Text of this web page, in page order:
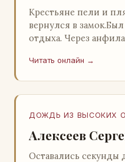
Крестьяне пели и
вернулся в
отдыха. Через
во…
Читать онлайн →
ДОЖДЬ ИЗ ВЫСОКИХ
Алексеев
Оставались секунды